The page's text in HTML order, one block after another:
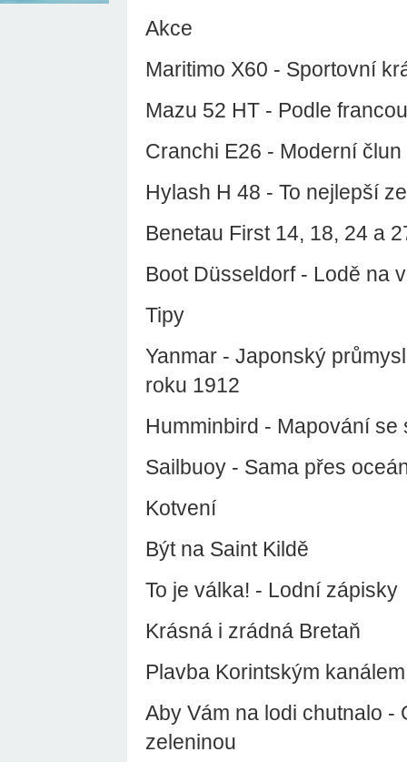
Akce
Maritimo X60 - Sportovní
Mazu 52 HT - Podle
Cranchi E26 - Moderní
Hylash H 48 - To nejlepší
Benetau First 14, 18, 24 a
Boot Düsseldorf - Lodě na
Tipy
Yanmar - Japonský
roku 1912
Humminbird - Mapování
Sailbuoy - Sama přes
Kotvení
Být na Saint Kildě
To je válka! - Lodní zápisky
Krásná i zrádná Bretaň
Plavba Korintským kanálem
Aby Vám na lodi chutnalo -
zeleninou